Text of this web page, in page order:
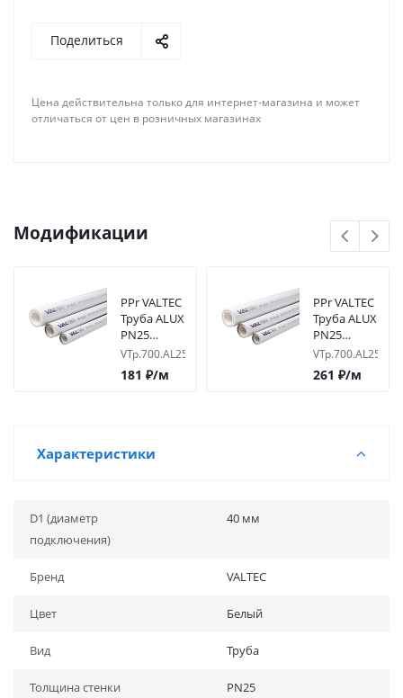
Поделиться
Цена действительна только для интернет-магазина и может
отличаться от цен в розничных магазинах
Модификации
PPr VALTEC
Труба ALUX
PN25
Армированная
алюминием
D20
VTp.700.AL25.20
181 ₽/м
PPr VALTEC
Труба ALUX
PN25
Армированная
алюминием
D25
VTp.700.AL25.25
261 ₽/м
Характеристики
D1 (диаметр
подключения)
40 мм
Бренд VALTEC
Цвет Белый
Вид Труба
Толщина стенки PN25